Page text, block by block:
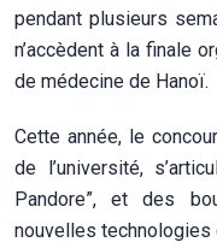
pendant plusieurs
n’accèdent à la finale
de médecine de Hanoï.
Cette année, le
de l’université,
Pandore”, et des
nouvelles technologies